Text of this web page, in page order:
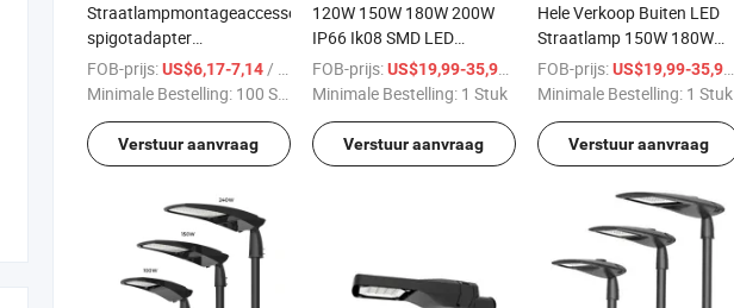
Straatlampmontageaccessoires
spigotadapter
straatlampcomponenten
Luce Palo 60mm
FOB-prijs:US$6,17-7,14/ Stuk
Minimale Bestelling: 100 Stukken
Verstuur aanvraag
120W 150W 180W 200W
IP66 Ik08 SMD LED
Straatlamp Behuizing
FOB-prijs:US$19,99-35,99
/ Stuk
Minimale Bestelling: 1 Stuk
Verstuur aanvraag
Hele Verkoop Buiten LED
Straatlamp 150W 180W
200W 240W Ik08 IP66
Waterdicht SMD
Publiek 250W Slimme LED
Lamp met Socket
FOB-prijs:US$19,99-35,99
Minimale Bestelling: 1 Stuk
Verstuur aanvraag